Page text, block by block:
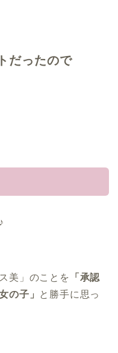
だったので
美」のことを
「承認
の子」 と勝手に思っ